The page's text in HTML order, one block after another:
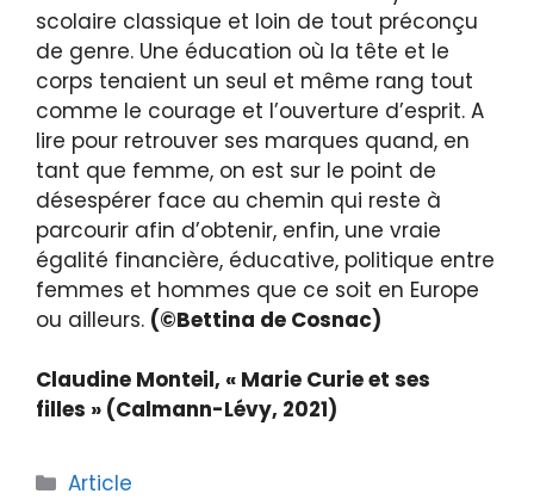
scolaire classique et loin de tout préconçu
de genre. Une éducation où la tête et le
corps tenaient un seul et même rang tout
comme le courage et l’ouverture d’esprit. A
lire pour retrouver ses marques quand, en
tant que femme, on est sur le point de
désespérer face au chemin qui reste à
parcourir afin d’obtenir, enfin, une vraie
égalité financière, éducative, politique entre
femmes et hommes que ce soit en Europe
ou ailleurs. (©Bettina de Cosnac)
Claudine Monteil, « Marie Curie et ses
filles » (Calmann-Lévy, 2021)
Article